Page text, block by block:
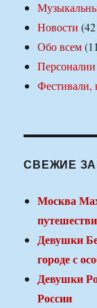
Новости
Обо всем
Персоналии
Фестивали,
СВЕЖИЕ
Москва
Девушки
городе с
Девушки
России